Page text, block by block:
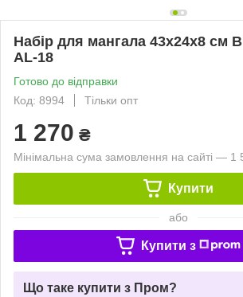
Набір для мангала 43х24х8 см
AL-18
Готово до відправки
Код: 8994
Тільки опт
1 270 ₴
Мінімальна сума замовлення на сайті — 1
Купити
або
Купити з
Що таке купити з Пром?